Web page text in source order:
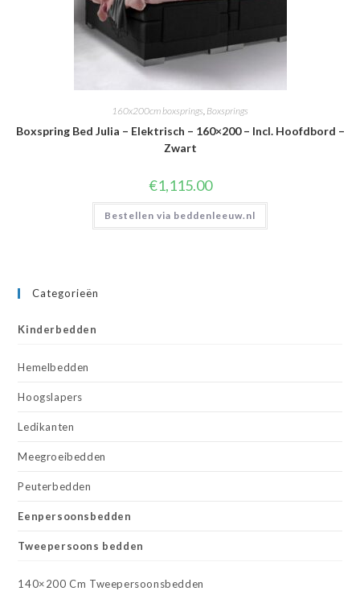
160x200cm boxsprings, Boxsprings
Boxspring Bed Julia – Elektrisch – 160×200 – Incl. Hoofdbord –
Zwart
€1,115.00
Bestellen via beddenleeuw.nl
Categorieën
Kinderbedden
Hemelbedden
Hoogslapers
Ledikanten
Meegroeibedden
Peuterbedden
Eenpersoonsbedden
Tweepersoons bedden
140×200 Cm Tweepersoonsbedden